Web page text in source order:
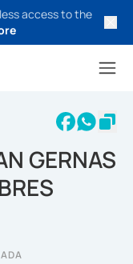
access to the
GERNAS